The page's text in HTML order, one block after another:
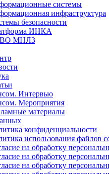
системы
инфраструктура
безопасности
ИНКА
МНЛЗ
Интервью
Мероприятия
материалы
конфиденциальности
использования файлов
на обработку
на обработку
на обработку